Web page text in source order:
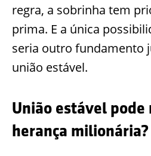
regra, a sobrinha tem
prima. E a única
seria outro fundamento
união estável.
União estável pode
herança milionária?